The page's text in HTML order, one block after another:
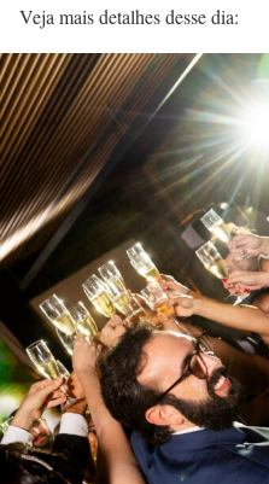
Veja mais detalhes desse dia: